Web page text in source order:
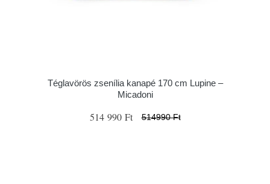
Téglavörös zsenília kanapé 170 cm Lupine –
Micadoni
514 990 Ft 514990 Ft